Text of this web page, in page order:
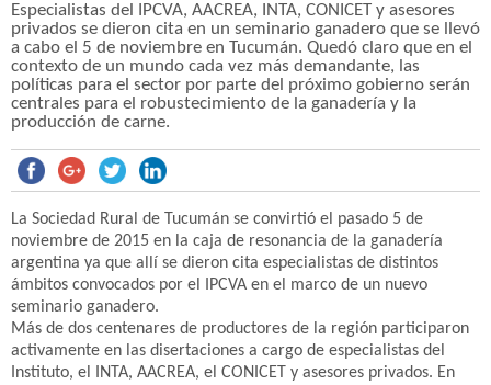
Especialistas del IPCVA, AACREA, INTA, CONICET y asesores
privados se dieron cita en un seminario ganadero que se llevó
a cabo el 5 de noviembre en Tucumán. Quedó claro que en el
contexto de un mundo cada vez más demandante, las
políticas para el sector por parte del próximo gobierno serán
centrales para el robustecimiento de la ganadería y la
producción de carne.
La Sociedad Rural de Tucumán se convirtió el pasado 5 de
noviembre de 2015 en la caja de resonancia de la ganadería
argentina ya que allí se dieron cita especialistas de distintos
ámbitos convocados por el IPCVA en el marco de un nuevo
seminario ganadero.
Más de dos centenares de productores de la región participaron
activamente en las disertaciones a cargo de especialistas del
Instituto, el INTA, AACREA, el CONICET y asesores privados. En